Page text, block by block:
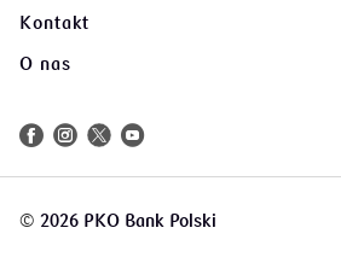
Kontakt
O nas
© 2026 PKO Bank Polski